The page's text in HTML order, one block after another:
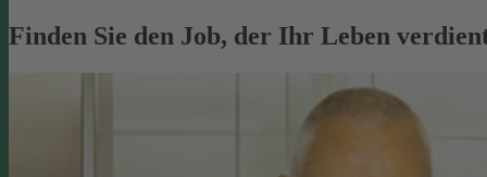
Finden Sie den Job, der Ihr Leben